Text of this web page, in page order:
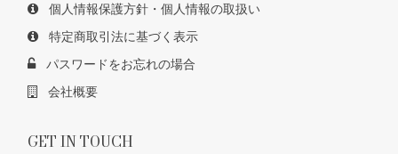
個人情報保護方針・個人情報の取扱い
特定商取引法に基づく表示
パスワードをお忘れの場合
会社概要
GET IN TOUCH